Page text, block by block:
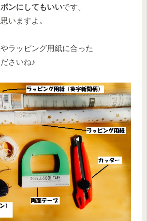
ボンにしてもいいです。
いますよ。
ラッピング用紙に合った
さいね♪